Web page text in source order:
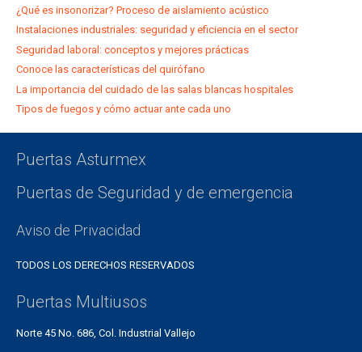
¿Qué es insonorizar? Proceso de aislamiento acústico
Instalaciones industriales: seguridad y eficiencia en el sector
Seguridad laboral: conceptos y mejores prácticas
Conoce las características del quirófano
La importancia del cuidado de las salas blancas hospitales
Tipos de fuegos y cómo actuar ante cada uno
Puertas Asturmex
Puertas de Seguridad y de emergencia
Aviso de Privacidad
TODOS LOS DERECHOS RESERVADOS
Puertas Multiusos
Norte 45 No. 686, Col. Industrial Vallejo